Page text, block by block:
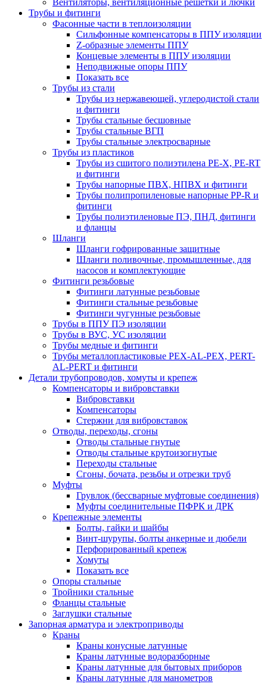
Вентиляторы, вентиляционные решетки и лючки
Трубы и фитинги
Фасонные части в теплоизоляции
Cильфонные компенсаторы в ППУ изоляции
Z-образные элементы ППУ
Концевые элементы в ППУ изоляции
Неподвижные опоры ППУ
Показать все
Трубы из стали
Трубы из нержавеющей, углеродистой стали
и фитинги
Трубы стальные бесшовные
Трубы стальные ВГП
Трубы стальные электросварные
Трубы из пластиков
Трубы из сшитого полиэтилена PE-X, PE-RT
и фитинги
Трубы напорные ПВХ, НПВХ и фитинги
Трубы полипропиленовые напорные PP-R и
фитинги
Трубы полиэтиленовые ПЭ, ПНД, фитинги
и фланцы
Шланги
Шланги гофрированные защитные
Шланги поливочные, промышленные, для
насосов и комплектующие
Фитинги резьбовые
Фитинги латунные резьбовые
Фитинги стальные резьбовые
Фитинги чугунные резьбовые
Трубы в ППУ ПЭ изоляции
Трубы в ВУС, УС изоляции
Трубы медные и фитинги
Трубы металлопластиковые PEX-AL-PEX, PERT-
AL-PERT и фитинги
Детали трубопроводов, хомуты и крепеж
Компенсаторы и вибровставки
Вибровставки
Компенсаторы
Стержни для вибровставок
Отводы, переходы, сгоны
Отводы стальные гнутые
Отводы стальные крутоизогнутые
Переходы стальные
Сгоны, бочата, резьбы и отрезки труб
Муфты
Грувлок (бессварные муфтовые соединения)
Муфты соединительные ПФРК и ДРК
Крепежные элементы
Болты, гайки и шайбы
Винт-шурупы, болты анкерные и дюбели
Перфорированный крепеж
Хомуты
Показать все
Опоры стальные
Тройники стальные
Фланцы стальные
Заглушки стальные
Запорная арматура и электроприводы
Краны
Краны конусные латунные
Краны латунные водоразборные
Краны латунные для бытовых приборов
Краны латунные для манометров